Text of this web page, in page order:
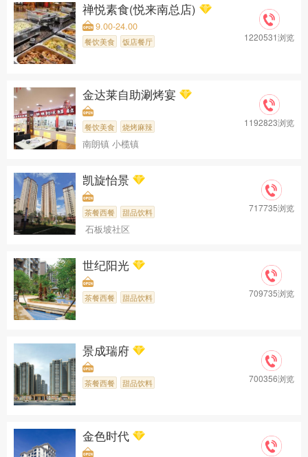
云栈私享养生瑶浴spa入驻成功
空中SPA·泰式按摩(北京路店)
蘭·SPA·泰式按摩(北京路广百店)
禅悦素食(悦来南总店)
9.00-24.00
餐饮美食 饭店餐厅 1220531浏览
金达莱自助涮烤宴
餐饮美食 烧烤麻辣
南朗镇 小榄镇
1192823浏览
凯旋怡景
茶餐西餐 甜品饮料
石板坡社区
717735浏览
世纪阳光
茶餐西餐 甜品饮料 709735浏览
景成瑞府
茶餐西餐 甜品饮料 700356浏览
金色时代